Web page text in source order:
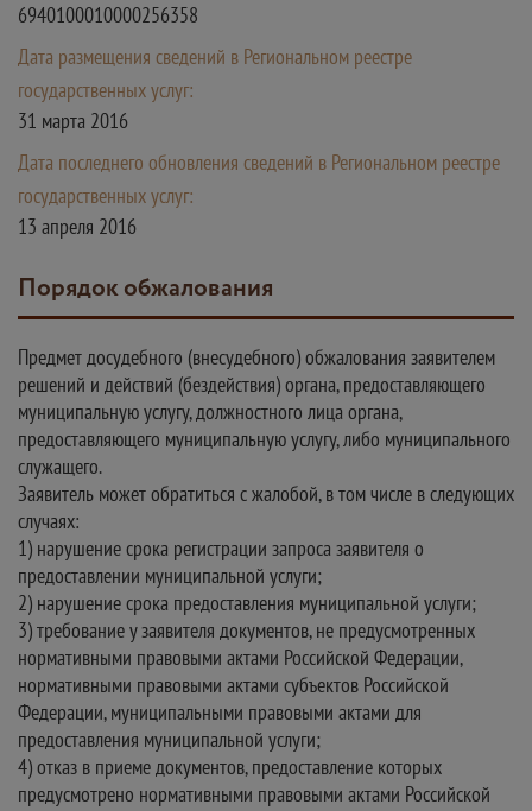
6940100010000256358
Дата размещения сведений в Региональном реестре
государственных услуг:
31 марта 2016
Дата последнего обновления сведений в Региональном реестре
государственных услуг:
13 апреля 2016
Порядок обжалования
Предмет досудебного (внесудебного) обжалования заявителем
решений и действий (бездействия) органа, предоставляющего
муниципальную услугу, должностного лица органа,
предоставляющего муниципальную услугу, либо муниципального
служащего.
Заявитель может обратиться с жалобой, в том числе в следующих
случаях:
1) нарушение срока регистрации запроса заявителя о
предоставлении муниципальной услуги;
2) нарушение срока предоставления муниципальной услуги;
3) требование у заявителя документов, не предусмотренных
нормативными правовыми актами Российской Федерации,
нормативными правовыми актами субъектов Российской
Федерации, муниципальными правовыми актами для
предоставления муниципальной услуги;
4) отказ в приеме документов, предоставление которых
предусмотрено нормативными правовыми актами Российской